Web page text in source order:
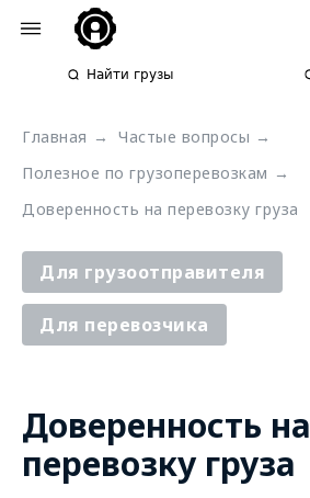
Найти грузы
Главная → Частые вопросы →
Полезное по грузоперевозкам →
Доверенность на перевозку груза
Для грузоотправителя
Для перевозчика
Доверенность на
перевозку груза